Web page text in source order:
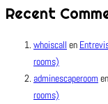
Recent
whoiscall en
rooms)
adminescaperoom en
rooms)